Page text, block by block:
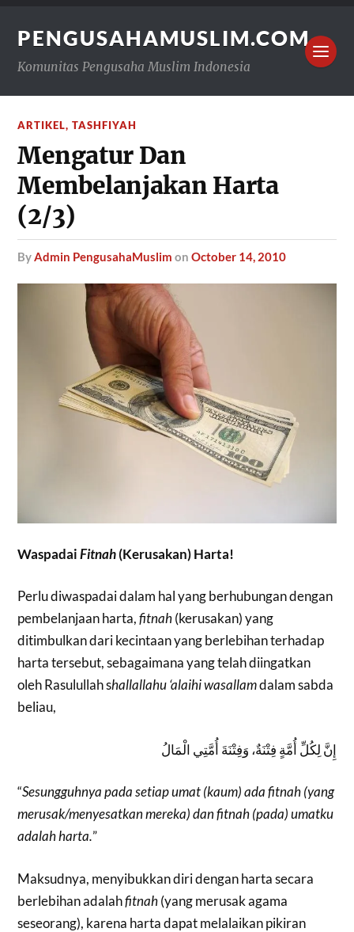
PENGUSAHAMUSLIM.COM
Komunitas Pengusaha Muslim Indonesia
ARTIKEL,TASHFIYAH
Mengatur Dan
Membelanjakan Harta
(2/3)
byAdmin PengusahaMuslim onOctober 14, 2010
WaspadaiFitnah(Kerusakan) Harta!
Perlu diwaspadai dalam hal yang berhubungan dengan
pembelanjaan harta,fitnah(kerusakan) yang
ditimbulkan dari kecintaan yang berlebihan terhadap
harta tersebut, sebagaimana yang telah diingatkan
oleh Rasulullah shallallahu ‘alaihi wasallamdalam sabda
beliau,
إِنَّ لِكُلِّ أُمَّةٍ فِتْنَةٌ، وَفِتْنَةَ أُمَّتِي الْمَالُ
“Sesungguhnya pada setiap umat (kaum) ada fitnah (yang
merusak/menyesatkan mereka) dan fitnah (pada) umatku
adalah harta.”
Maksudnya, menyibukkan diri dengan harta secara
berlebihan adalahfitnah(yang merusak agama
seseorang), karena harta dapat melalaikan pikiran